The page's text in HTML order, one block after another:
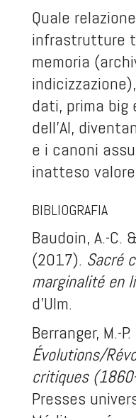
Quale
infrastrutture
memoria
dati, prima big
dell’AI,
e i canoni
inatteso
BIBLIOGRAFIA
Baudoin, A.-C.
(2017). Sacré
marginalité en
d’Ulm.
Berranger, M.-
Évolutions/
critiques
Presses